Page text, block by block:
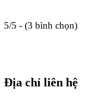
5/5 - (3 bình chọn)
Địa chỉ liên hệ